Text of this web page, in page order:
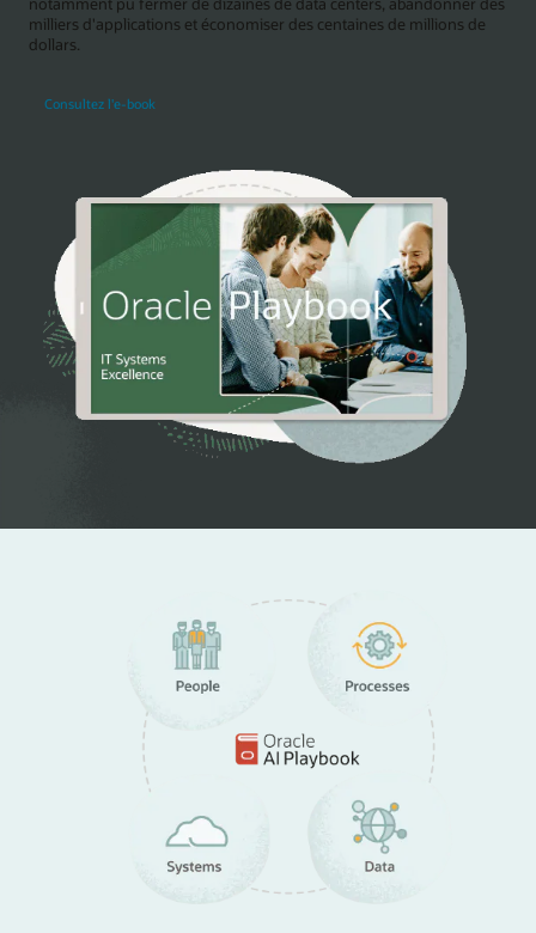
milliers d'applications et économiser des centaines de millions de
dollars.
Consultez l'e-book